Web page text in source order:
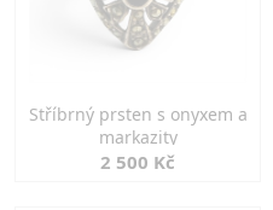
Stříbrný prsten s onyxem a
markazity
2 500 Kč